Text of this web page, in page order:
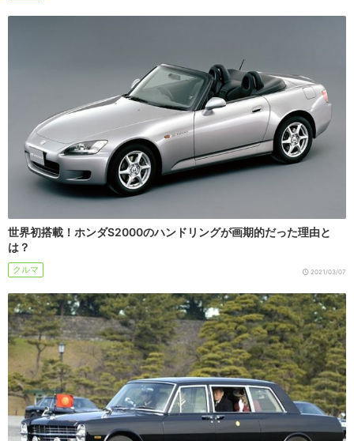
世界初搭載！ホンダS2000のハンドリングが画期的だった理由と
は？
クルマ 2021/03/07